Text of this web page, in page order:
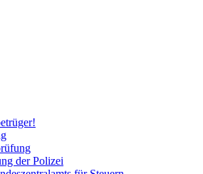
der Polizei